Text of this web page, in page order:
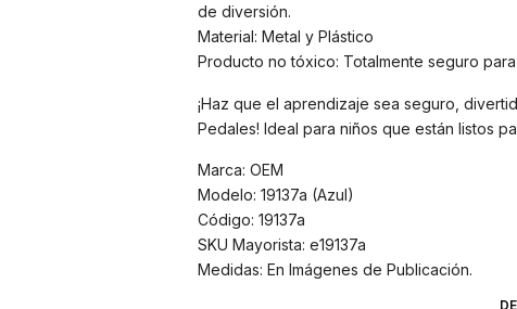
de diversión.
Material: Metal y Plástico
Producto no tóxico: Totalmente seguro para
¡Haz que el aprendizaje sea seguro,
Pedales! Ideal para niños que están listos
Marca: OEM
Modelo: 19137a (Azul)
Código: 19137a
SKU Mayorista: e19137a
Medidas: En Imágenes de Publicación.